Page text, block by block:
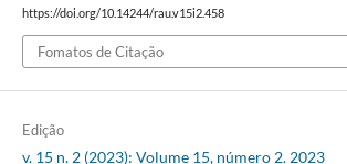
https://doi.org/10.14244/rau.v15i2.458
Fomatos de Citação
Edição
v. 15 n. 2 (2023): Volume 15, número 2. 2023